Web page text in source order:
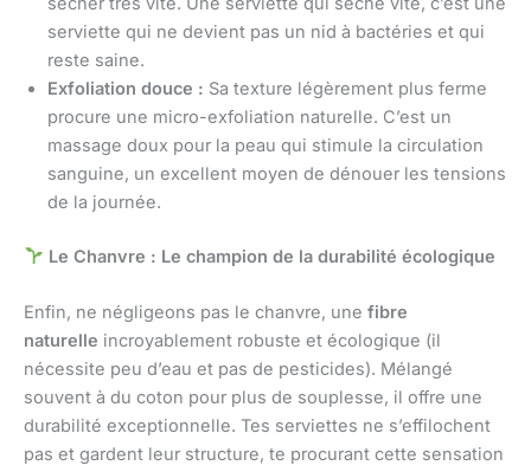
serviette qui ne devient pas un nid à bactéries et qui
reste saine.
Exfoliation douce : Sa texture légèrement plus ferme
procure une micro-exfoliation naturelle. C’est un
massage doux pour la peau qui stimule la circulation
sanguine, un excellent moyen de dénouer les tensions
de la journée.
Le Chanvre : Le champion de la durabilité écologique
Enfin, ne négligeons pas le chanvre, une fibre
naturelle incroyablement robuste et écologique (il
nécessite peu d’eau et pas de pesticides). Mélangé
souvent à du coton pour plus de souplesse, il offre une
durabilité exceptionnelle. Tes serviettes ne s’effilochent
pas et gardent leur structure, te procurant cette sensation